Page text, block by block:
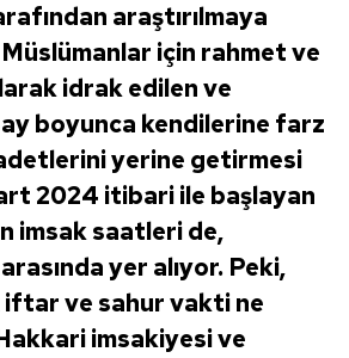
araştırılmaya
için rahmet ve
idrak edilen ve
boyunca kendilerine farz
yerine getirmesi
2024 itibari ile başlayan
imsak saatleri de,
yer alıyor. Peki,
iftar ve sahur vakti ne
imsakiyesi ve